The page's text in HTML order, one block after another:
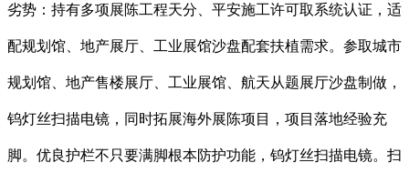
劣势：持有多项展陈工程天分、平安施工许可取系统认证，适
配规划馆、地产展厅、工业展馆沙盘配套扶植需求。参取城市
规划馆、地产售楼展厅、工业展馆、航天从题展厅沙盘制做，
钨灯丝扫描电镜，同时拓展海外展陈项目，项目落地经验充
脚。优良护栏不只要满脚根本防护功能，钨灯丝扫描电镜。扫